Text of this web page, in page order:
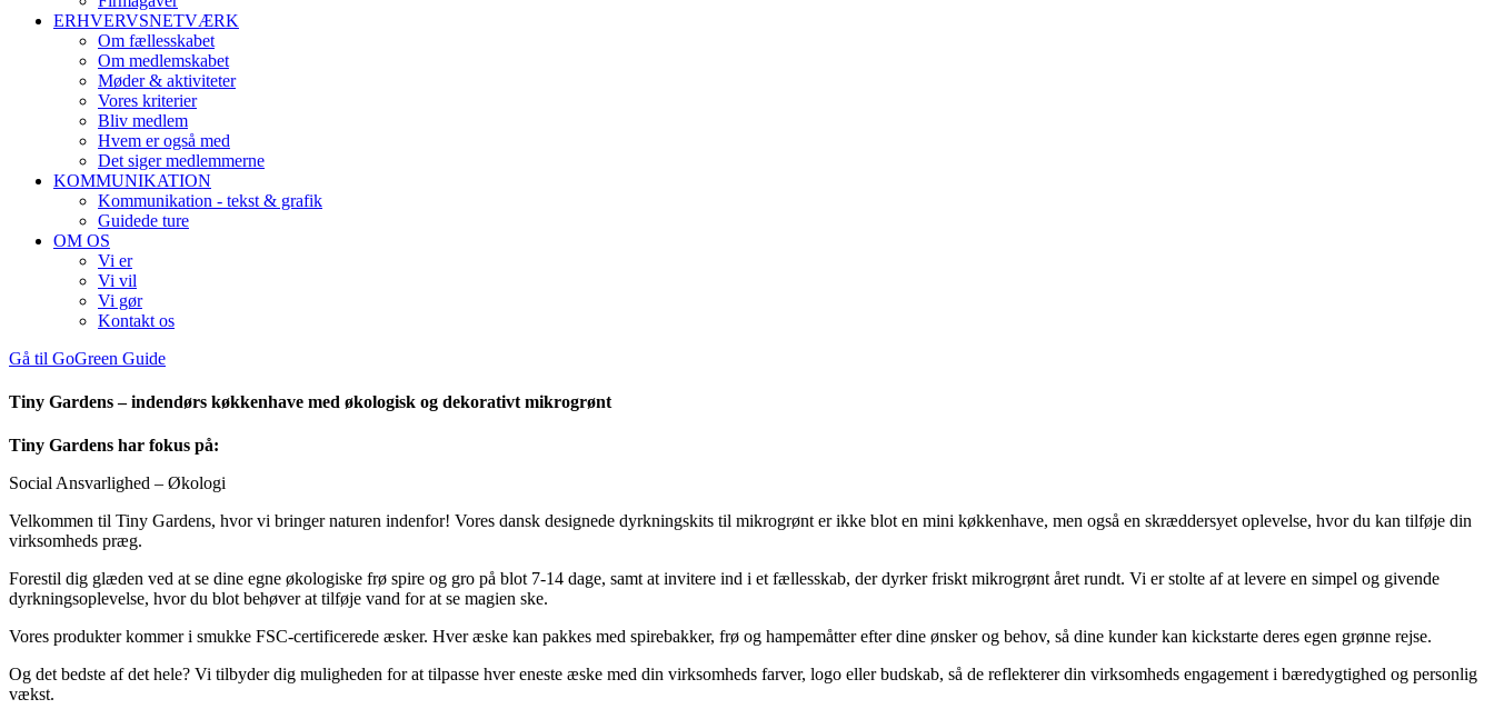
ERHVERVSNETVÆRK
Om fællesskabet
Om medlemskabet
Møder & aktiviteter
Vores kriterier
Bliv medlem
Hvem er også med
Det siger medlemmerne
KOMMUNIKATION
Kommunikation - tekst & grafik
Guidede ture
OM OS
Vi er
Vi vil
Vi gør
Kontakt os
Gå til GoGreen Guide
Tiny Gardens – indendørs køkkenhave med økologisk og dekorativt mikrogrønt
Tiny Gardens har fokus på:
Social Ansvarlighed – Økologi
Velkommen til Tiny Gardens, hvor vi bringer naturen indenfor! Vores dansk designede dyrkningskits til mikrogrønt er ikke blot en mini køkkenhave, men også en skræddersyet oplevelse, hvor du kan tilføje din
virksomheds præg.
Forestil dig glæden ved at se dine egne økologiske frø spire og gro på blot 7-14 dage, samt at invitere ind i et fællesskab, der dyrker friskt mikrogrønt året rundt. Vi er stolte af at levere en simpel og givende
dyrkningsoplevelse, hvor du blot behøver at tilføje vand for at se magien ske.
Vores produkter kommer i smukke FSC-certificerede æsker. Hver æske kan pakkes med spirebakker, frø og hampemåtter efter dine ønsker og behov, så dine kunder kan kickstarte deres egen grønne rejse.
Og det bedste af det hele? Vi tilbyder dig muligheden for at tilpasse hver eneste æske med din virksomheds farver, logo eller budskab, så de reflekterer din virksomheds engagement i bæredygtighed og personlig
vækst.